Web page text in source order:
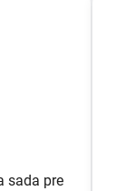
sada pre